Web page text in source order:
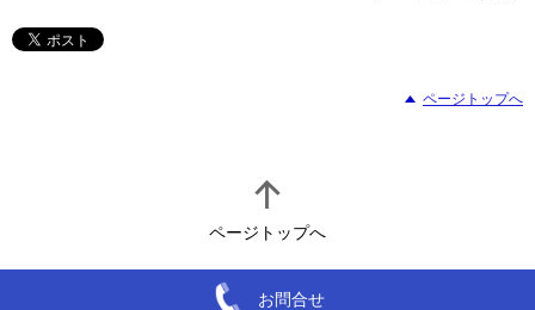
ページトップへ
ページトップへ
お問合せ